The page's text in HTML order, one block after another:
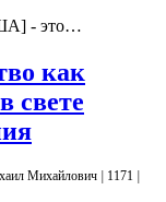
- это…
как
свете
Михайлович | 1171 |